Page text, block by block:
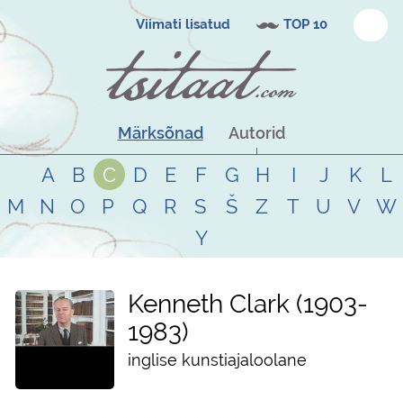
Viimati lisatud TOP 10
Märksõnad Autorid
A B C D E F G H I J K
L
M
N O P Q R S Š Z T U V
W
Y
Kenneth Clark 1903-
1983
inglise kunstiajaloolane